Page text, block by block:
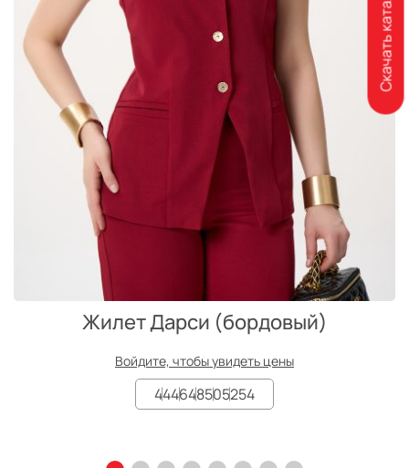
Жилет Дарси (бордовый)
Войдите, чтобы увидеть цены
444648505254
Скачать каталог